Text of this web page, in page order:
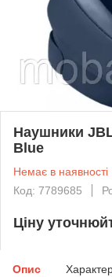
Наушники
Blue
Немає в наявності
Код: 7789685
Ціну
Опис